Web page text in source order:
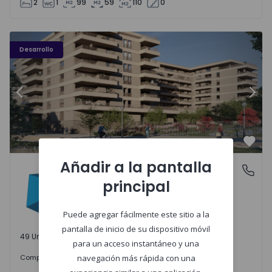
2 1 99 59 110 0
Desarrollo
PLENO JARDIM - 3
Anterior
Águas Santas, PortoPLENO JARDIM
Águas Santas, Porto
49 Unidades disponibles
Comprar 242.000 €
Añadir a la pantalla
principal
Puede agregar fácilmente este sitio a la
pantalla de inicio de su dispositivo móvil
para un acceso instantáneo y una
navegación más rápida con una